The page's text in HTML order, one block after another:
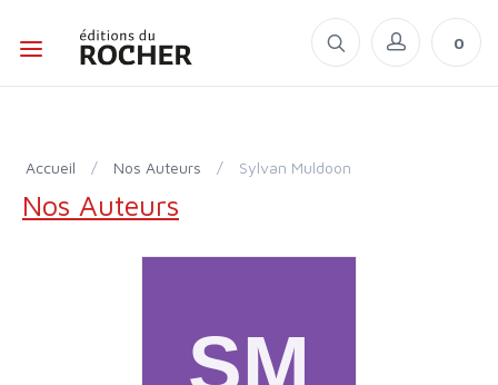
0
Accueil / Nos Auteurs / Sylvan Muldoon
Nos Auteurs